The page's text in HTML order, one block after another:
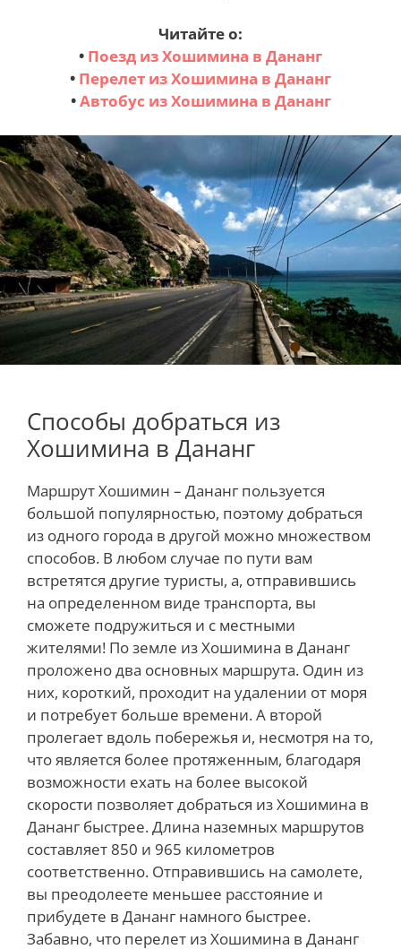
Читайте о:
• Поезд из Хошимина в Дананг
• Перелет из Хошимина в Дананг
•Автобус из Хошимина в Дананг
Способы добраться из
Хошимина в Дананг
Маршрут Хошимин – Дананг пользуется
большой популярностью, поэтому добраться
из одного города в другой можно множеством
способов. В любом случае по пути вам
встретятся другие туристы, а, отправившись
на определенном виде транспорта, вы
сможете подружиться и с местными
жителями! По земле из Хошимина в Дананг
проложено два основных маршрута. Один из
них, короткий, проходит на удалении от моря
и потребует больше времени. А второй
пролегает вдоль побережья и, несмотря на то,
что является более протяженным, благодаря
возможности ехать на более высокой
скорости позволяет добраться из Хошимина в
Дананг быстрее. Длина наземных маршрутов
составляет 850 и 965 километров
соответственно. Отправившись на самолете,
вы преодолеете меньшее расстояние и
прибудете в Дананг намного быстрее.
Забавно, что перелет из Хошимина в Дананг